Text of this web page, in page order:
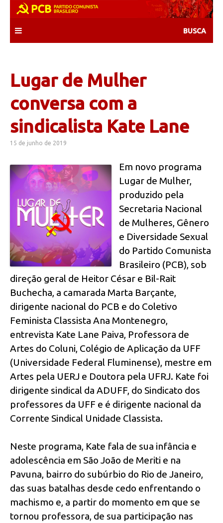
content
Lugar de Mulher
conversa com a
sindicalista Kate Lane
15 de junho de 2019
Em novo programa
Lugar de Mulher,
produzido pela
Secretaria Nacional
de Mulheres, Gênero
e Diversidade Sexual
do Partido Comunista
Brasileiro (PCB), sob
direção geral de Heitor César e Bil-Rait
Buchecha, a camarada Marta Barçante,
dirigente nacional do PCB e do Coletivo
Feminista Classista Ana Montenegro,
entrevista Kate Lane Paiva, Professora de
Artes do Coluni, Colégio de Aplicação da UFF
(Universidade Federal Fluminense), mestre em
Artes pela UERJ e Doutora pela UFRJ. Kate foi
dirigente sindical da ADUFF, do Sindicato dos
professores da UFF e é dirigente nacional da
Corrente Sindical Unidade Classista.
Neste programa, Kate fala de sua infância e
adolescência em São João de Meriti e na
Pavuna, bairro do subúrbio do Rio de Janeiro,
das suas batalhas desde cedo enfrentando o
machismo e, a partir do momento em que se
tornou professora, de sua participação nas